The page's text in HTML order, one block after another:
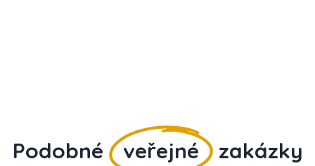
Podobné veřejné zakázky